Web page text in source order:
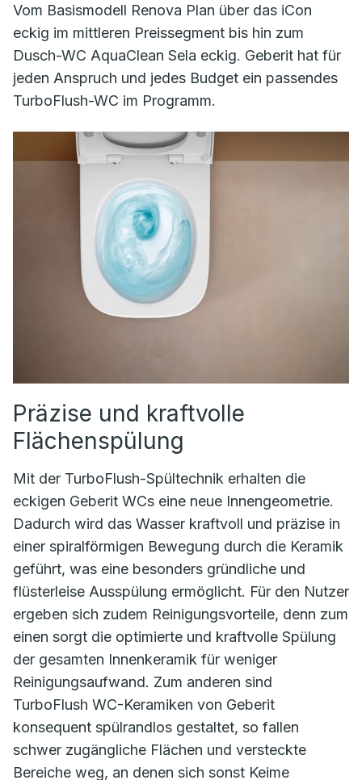
Vom Basismodell Renova Plan über das iCon
eckig im mittleren Preissegment bis hin zum
Dusch-WC AquaClean Sela eckig. Geberit hat für
jeden Anspruch und jedes Budget ein passendes
TurboFlush-WC im Programm.
Präzise und kraftvolle
Flächenspülung
Mit der TurboFlush-Spültechnik erhalten die
eckigen Geberit WCs eine neue Innengeometrie.
Dadurch wird das Wasser kraftvoll und präzise in
einer spiralförmigen Bewegung durch die Keramik
geführt, was eine besonders gründliche und
flüsterleise Ausspülung ermöglicht. Für den Nutzer
ergeben sich zudem Reinigungsvorteile, denn zum
einen sorgt die optimierte und kraftvolle Spülung
der gesamten Innenkeramik für weniger
Reinigungsaufwand. Zum anderen sind
TurboFlush WC-Keramiken von Geberit
konsequent spülrandlos gestaltet, so fallen
schwer zugängliche Flächen und versteckte
Bereiche weg, an denen sich sonst Keime